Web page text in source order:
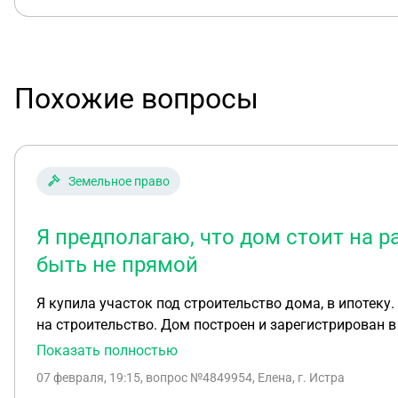
Похожие вопросы
Земельное право
Я предполагаю, что дом стоит на
быть не прямой
Я купила участок под строительство дома, в
на строительство. Дом построен и зарегистрирован в собственность. После постановки дома на кадастровый учёт
отображена газовая труба, которая пересекает
чёрная пластиковая и проходит по территории
Показать полностью
07 февраля, 19:15, вопрос №4849954, Елена, г. Истра